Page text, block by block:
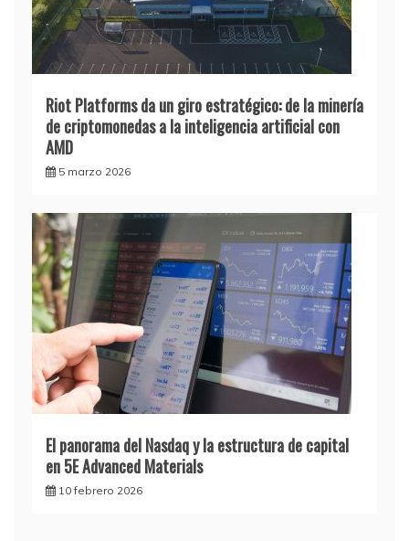
Riot Platforms da un giro estratégico: de la minería
de criptomonedas a la inteligencia artificial con
AMD
5 marzo 2026
El panorama del Nasdaq y la estructura de capital
en 5E Advanced Materials
10 febrero 2026